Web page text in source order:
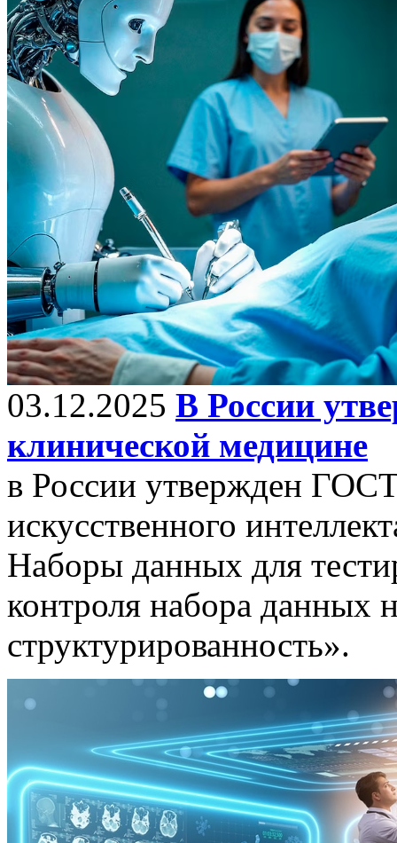
03.12.2025 В России
клинической медицине
в России утвержден
искусственного
Наборы данных для
контроля набора данных
структурированность».